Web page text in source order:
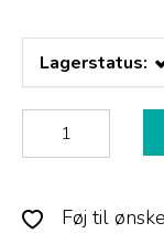
Lagerstatus:
Føj til